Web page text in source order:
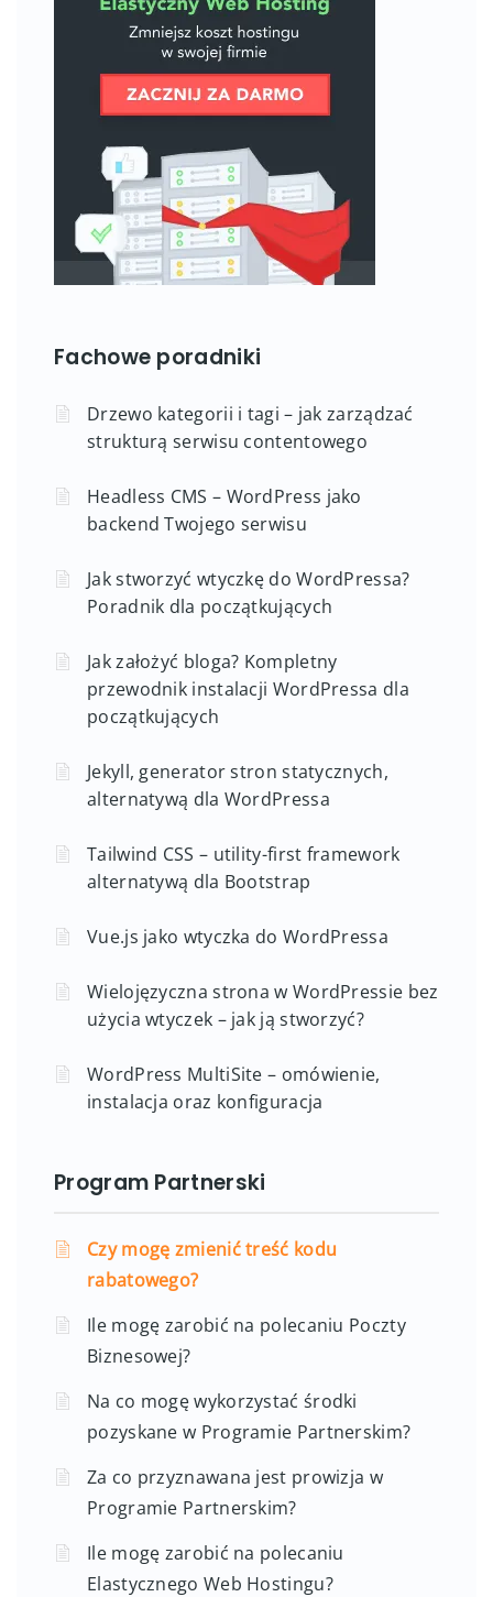
Fachowe poradniki
Drzewo kategorii i tagi – jak zarządzać
strukturą serwisu contentowego
Headless CMS – WordPress jako
backend Twojego serwisu
Jak stworzyć wtyczkę do WordPressa?
Poradnik dla początkujących
Jak założyć bloga? Kompletny
przewodnik instalacji WordPressa dla
początkujących
Jekyll, generator stron statycznych,
alternatywą dla WordPressa
Tailwind CSS – utility-first framework
alternatywą dla Bootstrap
Vue.js jako wtyczka do WordPressa
Wielojęzyczna strona w WordPressie bez
użycia wtyczek – jak ją stworzyć?
WordPress MultiSite – omówienie,
instalacja oraz konfiguracja
Program Partnerski
Czy mogę zmienić treść kodu
rabatowego?
Ile mogę zarobić na polecaniu Poczty
Biznesowej?
Na co mogę wykorzystać środki
pozyskane w Programie Partnerskim?
Za co przyznawana jest prowizja w
Programie Partnerskim?
Ile mogę zarobić na polecaniu
Elastycznego Web Hostingu?